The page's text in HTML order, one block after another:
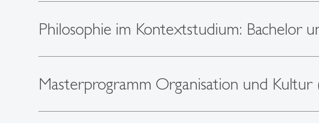
Philosophie im Kontextstudium: Bachelor
Masterprogramm Organisation und